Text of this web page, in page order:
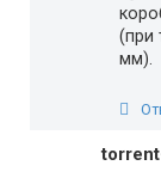
(при
мм).